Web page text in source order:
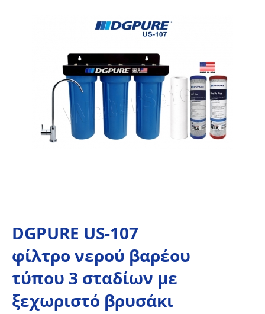
DGPURE US-107
φίλτρο νερού βαρέου
τύπου 3 σταδίων με
ξεχωριστό βρυσάκι